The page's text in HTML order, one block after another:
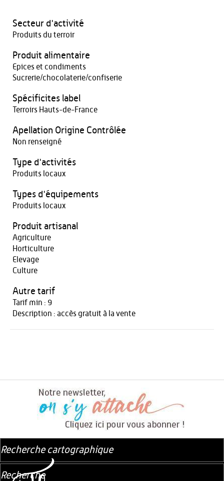
Secteur d'activité
Produits du terroir
Produit alimentaire
Epices et condiments
Sucrerie/chocolaterie/confiserie
Spécificites label
Terroirs Hauts-de-France
Apellation Origine Contrôlée
Non renseigné
Type d'activités
Produits locaux
Types d'équipements
Produits locaux
Produit artisanal
Agriculture
Horticulture
Elevage
Culture
Autre tarif
Tarif min : 9
Description : accès gratuit à la vente
Recherche cartographique
Recherche